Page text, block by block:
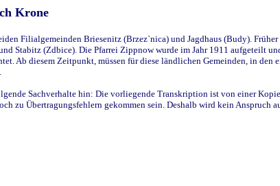
Krone
Filialgemeinden Briesenitz (Brzez`nica) und Jagdhaus (Budy).
Stabitz (Zdbice). Die Pfarrei Zippnow wurde im Jahr 1911 aufgeteilt
Ab diesem Zeitpunkt, müssen für diese ländlichen Gemeinden, in den
Sachverhalte hin: Die vorliegende Transkription ist von einer
zu Übertragungsfehlern gekommen sein. Deshalb wird kein Anspruch